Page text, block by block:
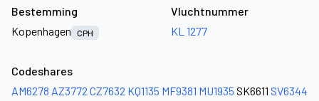
Bestemming
Kopenhagen
CPH
Vluchtnummer
KL 1277
Codeshares
AM6278 AZ3772 CZ7632 KQ1135 MF9381 MU1935 SK6611 SV6344